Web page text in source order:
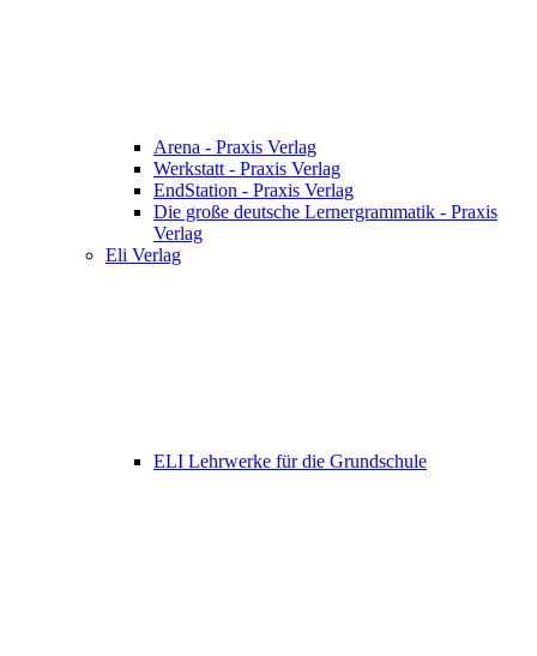
Arena - Praxis Verlag
Werkstatt - Praxis Verlag
EndStation - Praxis Verlag
Die große deutsche Lernergrammatik - Praxis
Verlag
Eli Verlag
ELI Lehrwerke für die Grundschule